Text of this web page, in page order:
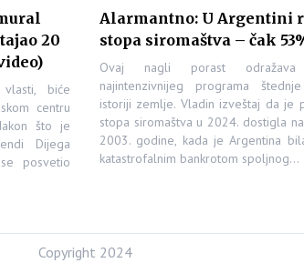
20
biće
centru
što je
Dijega
posvetio
Alarmantno: U Argentini
stopa siromaštva – čak
Ovaj nagli porast odražava
najintenzivnijeg programa
istoriji zemlje. Vladin izveštaj da je
stopa siromaštva u 2024. dostigla
2003. godine, kada je Argentina
katastrofalnim bankrotom spoljnog…
Copyright 2024